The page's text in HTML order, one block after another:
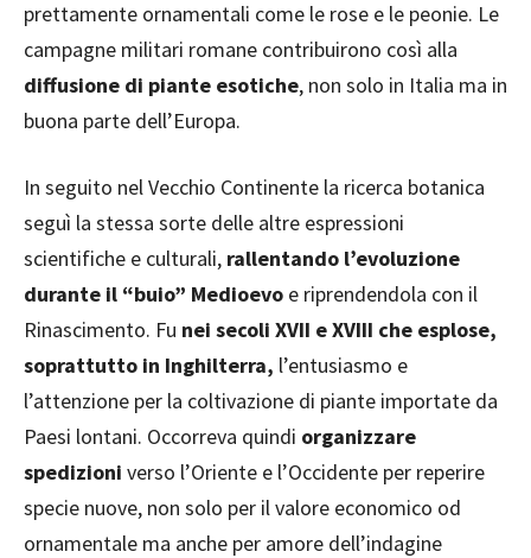
prettamente ornamentali come le rose e le peonie. Le
campagne militari romane contribuirono così alla
diffusione di piante esotiche, non solo in Italia ma in
buona parte dell’Europa.
In seguito nel Vecchio Continente la ricerca botanica
seguì la stessa sorte delle altre espressioni
scientifiche e culturali, rallentando l’evoluzione
durante il “buio” Medioevo e riprendendola con il
Rinascimento. Fu nei secoli XVII e XVIII che esplose,
soprattutto in Inghilterra, l’entusiasmo e
l’attenzione per la coltivazione di piante importate da
Paesi lontani. Occorreva quindi organizzare
spedizioni verso l’Oriente e l’Occidente per reperire
specie nuove, non solo per il valore economico od
ornamentale ma anche per amore dell’indagine